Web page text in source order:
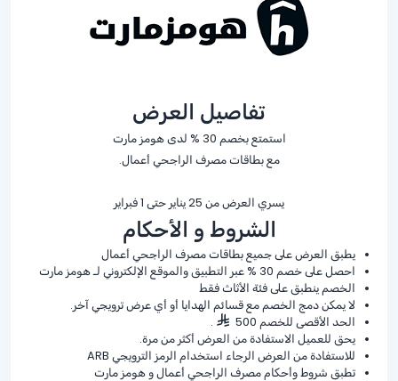
تفاصيل العرض
استمتع بخصم % 30 لدى هومز مارت
مع بطاقات مصرف الراجحي أعمال.
يسري العرض من 25 يناير حتى 1 فبراير
الشروط و الأحكام
يطبق العرض على جميع بطاقات مصرف الراجحي أعمال
احصل على خصم % 30 عبر التطبيق والموقع الإلكتروني لـ هومز مارت
الخصم ينطبق على فئة الأثاث فقط
لا يمكن دمج الخصم مع قسائم الهدايا أو أي عرض ترويجي آخر.
الحد الأقصى للخصم 500
.
يحق للعميل الاستفادة من العرض أكثر من مرة.
للاستفادة من العرض الرجاء استخدام الرمز الترويجي ARB
تطبق شروط وأحكام مصرف الراجحي أعمال و هومز مارت